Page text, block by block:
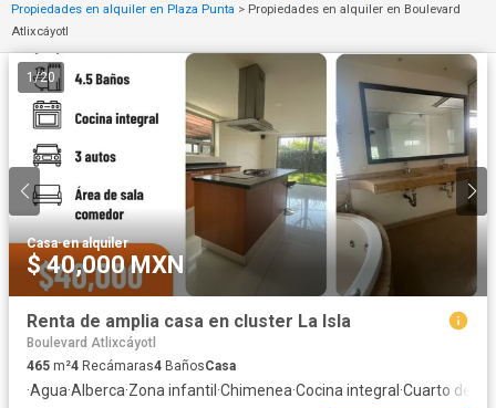
Propiedades en alquiler en Plaza Punta > Propiedades en alquiler en Boulevard
Atlixcáyotl
1/20
Casa·en alquiler
$ 40,000 MXN
Renta de amplia casa en cluster La Isla
Boulevard Atlixcáyotl
465 m²4 Recámaras4 BañosCasa
·Agua·Alberca·Zona infantil ·Chimenea·Cocina integral ·Cuarto de